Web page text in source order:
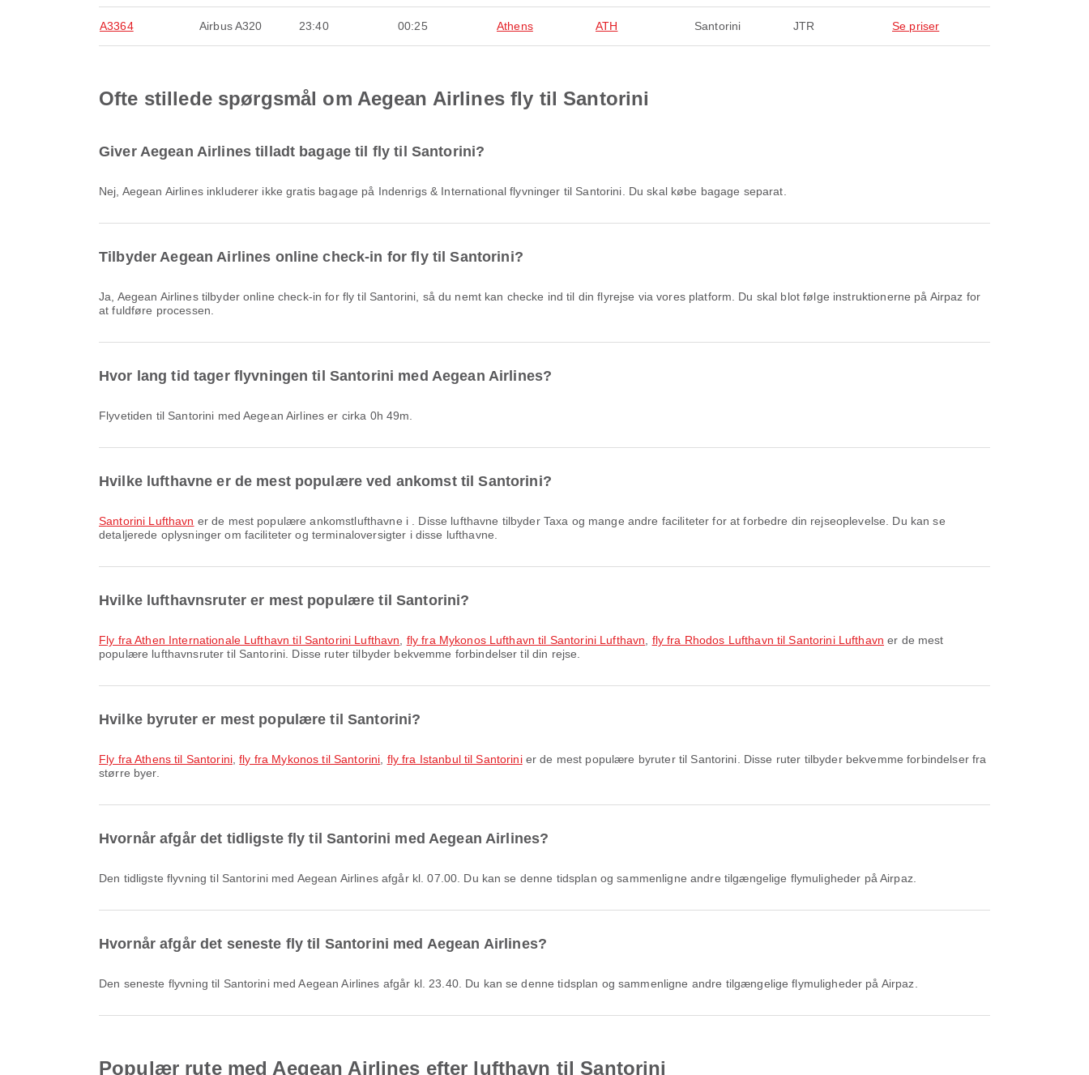
A3364 Airbus A320 23:40 00:25 Athens ATH Santorini JTR Se priser
Ofte stillede spørgsmål om Aegean Airlines fly til Santorini
Giver Aegean Airlines tilladt bagage til fly til Santorini?
Nej, Aegean Airlines inkluderer ikke gratis bagage på Indenrigs & International flyvninger til Santorini. Du skal købe bagage separat.
Tilbyder Aegean Airlines online check-in for fly til Santorini?
Ja, Aegean Airlines tilbyder online check-in for fly til Santorini, så du nemt kan checke ind til din flyrejse via vores platform. Du skal blot følge instruktionerne på Airpaz for
at fuldføre processen.
Hvor lang tid tager flyvningen til Santorini med Aegean Airlines?
Flyvetiden til Santorini med Aegean Airlines er cirka 0h 49m.
Hvilke lufthavne er de mest populære ved ankomst til Santorini?
Santorini Lufthavn er de mest populære ankomstlufthavne i . Disse lufthavne tilbyder Taxa og mange andre faciliteter for at forbedre din rejseoplevelse. Du kan se
detaljerede oplysninger om faciliteter og terminaloversigter i disse lufthavne.
Hvilke lufthavnsruter er mest populære til Santorini?
fly fra Athen Internationale Lufthavn til Santorini Lufthavn fly fra Mykonos Lufthavn til Santorini Lufthavn fly fra Rhodos Lufthavn til Santorini Lufthavn er de mest
populære lufthavnsruter til Santorini. Disse ruter tilbyder bekvemme forbindelser til din rejse.
Hvilke byruter er mest populære til Santorini?
fly fra Athens til Santorini,fly fra Mykonos til Santorini fly fra Istanbul til Santorinier de mest populære byruter til Santorini. Disse ruter tilbyder bekvemme forbindelser fra
større byer.
Hvornår afgår det tidligste fly til Santorini med Aegean Airlines?
Den tidligste flyvning til Santorini med Aegean Airlines afgår kl. 07.00. Du kan se denne tidsplan og sammenligne andre tilgængelige flymuligheder på Airpaz.
Hvornår afgår det seneste fly til Santorini med Aegean Airlines?
Den seneste flyvning til Santorini med Aegean Airlines afgår kl. 23.40. Du kan se denne tidsplan og sammenligne andre tilgængelige flymuligheder på Airpaz.
Populær rute med Aegean Airlines efter lufthavn til Santorini